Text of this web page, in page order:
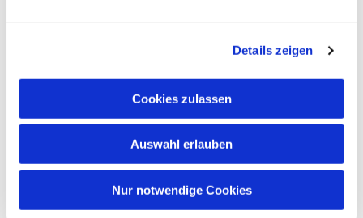
Details zeigen
Cookies zulassen
Auswahl erlauben
Nur notwendige Cookies